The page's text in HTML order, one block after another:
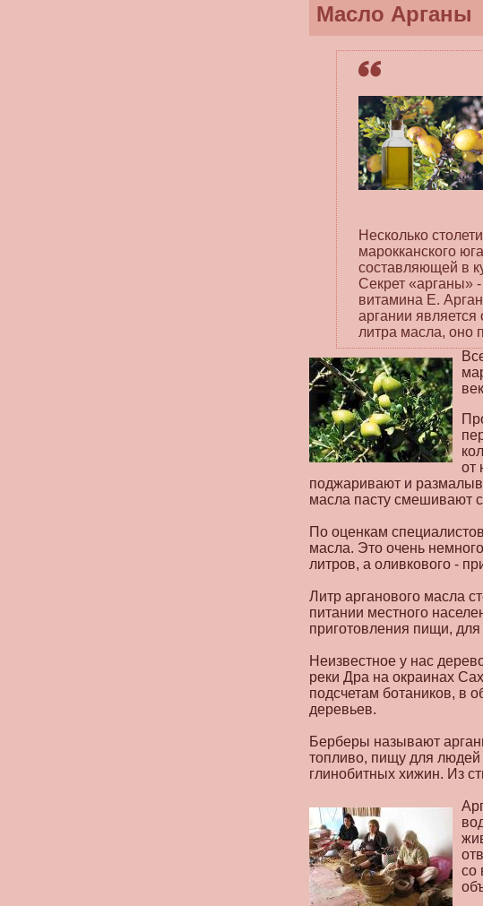
Масло Арганы
Несколько
марокканского
составляющей в
Секрет «арганы»
витамина Е.
аргании
литра масла, оно
от
поджаривают и
масла пасту смешивают
По оценкам
масла. Это очень
литров, а оливкового -
Литр арганового масла
питании местного
приготовления пищи,
Неизвестное у нас
реки Дра на окраинах
подсчетам ботаников, в
деревьев.
Берберы называют
топливо, пищу для людей
глинобитных хижин. Из
со